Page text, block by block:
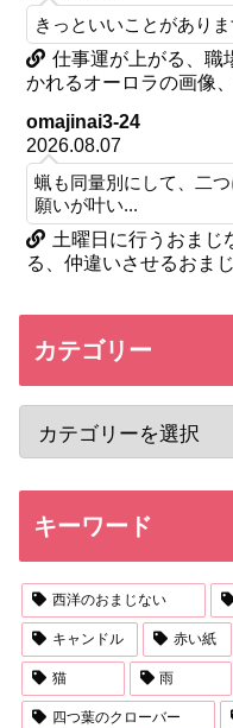
きっといいことがあり
仕事運が上がる、職
かれるオーロラの画像
omajinai3-24
2026.08.07
蝋も同量別にして、二
願いが叶い...
土曜日に行うおまじ
る、仲違いさせるおま
カテゴリー
キーワード
西洋のおまじない
キャンドル 赤い紙
猫 雨
四つ葉のクローバー